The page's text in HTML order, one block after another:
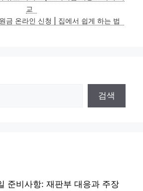
고
리
교
금 온라인 신청 | 집에서 쉽게 하는 법
검색
준비사항: 재판부 대응과 주장